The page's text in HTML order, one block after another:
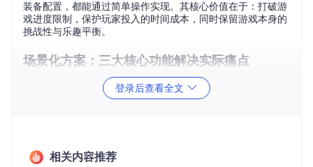
装备配置，都能通过简单操作实现。其核心价值在于：打破游
戏进度限制，保护玩家投入的时间成本，同时保留游戏本身的
挑战性与乐趣平衡。
场景化方案：三大核心功能解决实际痛点
属性重置自由：告别"洗点"烦恼的角色属性定制方案
ts.rs模块实现的智能属性面板，玩家可以精确调整生命力、集
中力、耐力等八项基础属性，即时预览属性变化对角色能力的
登录后查看全文
相关内容推荐